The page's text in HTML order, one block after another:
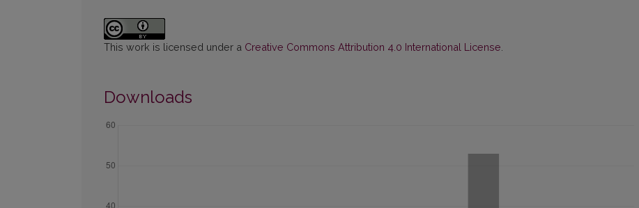
This work is licensed under a Creative Commons Attribution 4.0 International License
Downloads